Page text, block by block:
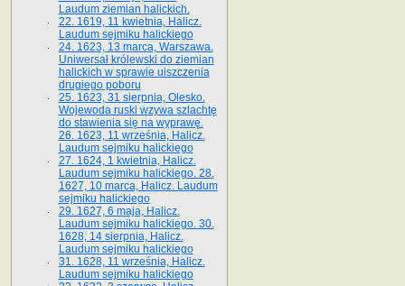
Laudum ziemian halickich.
22. 1619, 11 kwietnia, Halicz.
Laudum sejmiku halickiego
24. 1623, 13 marca, Warszawa.
Uniwersał królewski do ziemian
halickich w sprawie uiszczenia
drugiego poboru
25. 1623, 31 sierpnia, Olesko.
Wojewoda ruski wzywa szlachtę
do stawienia się na wyprawę.
26. 1623, 11 września, Halicz.
Laudum sejmiku halickiego
27. 1624, 1 kwietnia, Halicz.
Laudum sejmiku halickiego. 28.
1627, 10 marca, Halicz. Laudum
sejmiku halickiego
29. 1627, 6 maja, Halicz.
Laudum sejmiku halickiego. 30.
1628, 14 sierpnia, Halicz.
Laudum sejmiku halickiego
31. 1628, 11 września, Halicz.
Laudum sejmiku halickiego